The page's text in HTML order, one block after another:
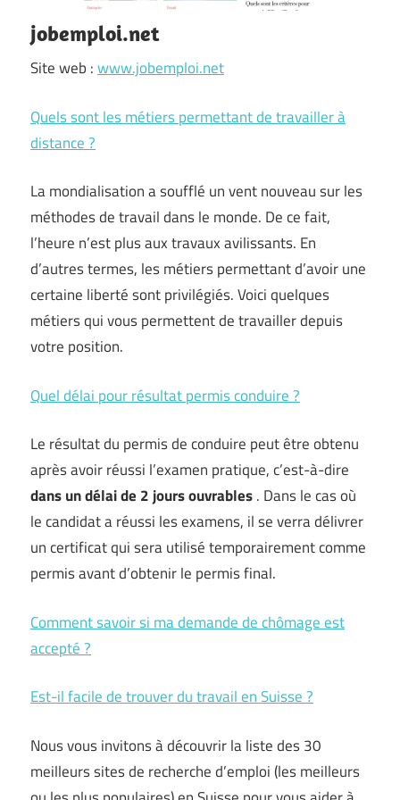
jobemploi.net
Site web :www.jobemploi.net
Quels sont les métiers permettant de travailler à
distance ?
La mondialisation a soufflé un vent nouveau sur les
méthodes de travail dans le monde. De ce fait,
l’heure n’est plus aux travaux avilissants. En
d’autres termes, les métiers permettant d’avoir une
certaine liberté sont privilégiés. Voici quelques
métiers qui vous permettent de travailler depuis
votre position.
Quel délai pour résultat permis conduire ?
Le résultat du permis de conduire peut être obtenu
après avoir réussi l’examen pratique, c’est-à-dire
dans un délai de 2 jours ouvrables. Dans le cas où
le candidat a réussi les examens, il se verra délivrer
un certificat qui sera utilisé temporairement comme
permis avant d’obtenir le permis final.
Comment savoir si ma demande de chômage est
accepté ?
Est-il facile de trouver du travail en Suisse ?
Nous vous invitons à découvrir la liste des 30
meilleurs sites de recherche d’emploi (les meilleurs